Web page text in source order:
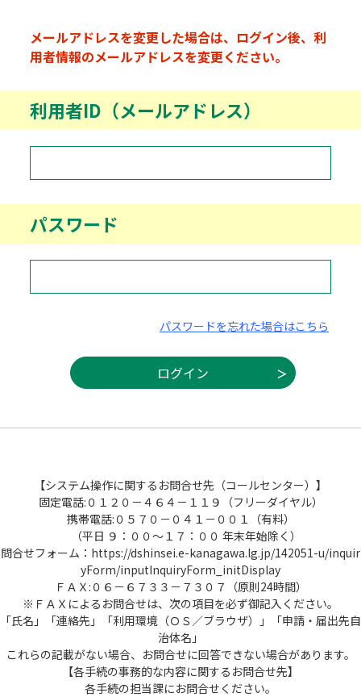
メールアドレスを変更した場合は、ログイン後、利
用者情報のメールアドレスを変更ください。
利用者ID（メールアドレス）
パスワード
パスワードを忘れた場合はこちら
【システム操作に関するお問合せ先（コールセンター）】
固定電話:０１２０－４６４－１１９（フリーダイヤル）
携帯電話:０５７０－０４１－００１（有料）
（平日 ９：００～１７：００ 年末年始除く）
問合せフォーム：https://dshinsei.e-kanagawa.lg.jp/142051-u/inquir
yForm/inputInquiryForm_initDisplay
ＦＡＸ:０６－６７３３－７３０７（原則24時間）
※ＦＡＸによるお問合せは、次の項目を必ず御記入ください。
「氏名」「連絡先」「利用環境（ＯＳ／ブラウザ）」「申請・届出先自
治体名」
これらの記載がない場合、お問合せに回答できない場合があります。
【各手続の事務的な内容に関するお問合せ先】
各手続の担当課にお問合せください。